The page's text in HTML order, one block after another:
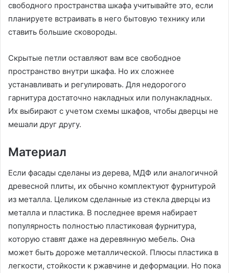
свободного пространства шкафа учитывайте это, если
планируете встраивать в него бытовую технику или
ставить большие сковороды.
Скрытые петли оставляют вам все свободное
пространство внутри шкафа. Но их сложнее
устанавливать и регулировать. Для недорогого
гарнитура достаточно накладных или полунакладных.
Их выбирают с учетом схемы шкафов, чтобы дверцы не
мешали друг другу.
Материал
Если фасады сделаны из дерева, МДФ или аналогичной
древесной плиты, их обычно комплектуют фурнитурой
из металла. Целиком сделанные из стекла дверцы из
металла и пластика. В последнее время набирает
популярность полностью пластиковая фурнитура,
которую ставят даже на деревянную мебель. Она
может быть дороже металлической. Плюсы пластика в
легкости, стойкости к ржавчине и деформации. Но пока